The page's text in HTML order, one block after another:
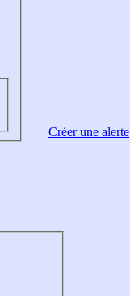
Créer une alerte